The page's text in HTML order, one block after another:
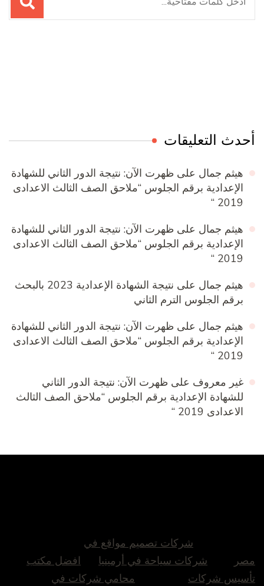
عن:
أحدث التعليقات
هيثم جمال على ظهرت الآن: نتيجة الدور الثاني للشهادة
الإعدادية برقم الجلوس “ملاحق الصف الثالث الاعدادى
2019 “
هيثم جمال على ظهرت الآن: نتيجة الدور الثاني للشهادة
الإعدادية برقم الجلوس “ملاحق الصف الثالث الاعدادى
2019 “
هيثم جمال على
نتيجة الشهادة الإعدادية 2023 بالبحث
برقم الجلوس الترم الثاني
هيثم جمال على ظهرت الآن: نتيجة الدور الثاني للشهادة
الإعدادية برقم الجلوس “ملاحق الصف الثالث الاعدادى
2019 “
غير معروف على ظهرت الآن: نتيجة الدور الثاني
للشهادة الإعدادية برقم الجلوس “ملاحق الصف الثالث
الاعدادى 2019 “
شركات تصميم مواقع في
مصر
شركات سياحة في أرمينيا
افضل مكتب
تأسيس شركات
محامي شركات في